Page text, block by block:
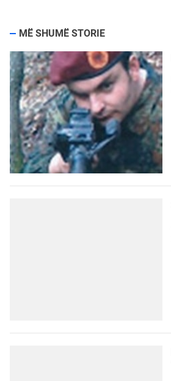
MË SHUMË STORIE